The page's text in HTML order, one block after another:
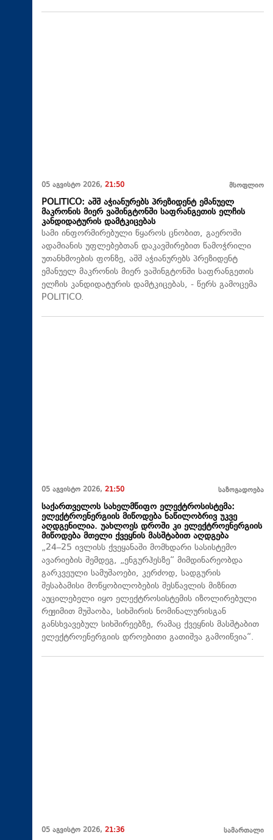
05 აგვისტო 2026, 21:50 მსოფლიო
POLITICO: აშშ აჭიანურებს პრეზიდენტ ემანუელ
მაკრონის მიერ ვაშინგტონში საფრანგეთის ელჩის
კანდიდატურის დამტკიცებას
სამი ინფორმირებული წყაროს ცნობით, გაეროში
ადამიანის უფლებებთან დაკავშირებით წამოჭრილი
უთანხმოების ფონზე, აშშ აჭიანურებს პრეზიდენტ
ემანუელ მაკრონის მიერ ვაშინგტონში საფრანგეთის
ელჩის კანდიდატურის დამტკიცებას, - წერს გამოცემა
POLITICO.
05 აგვისტო 2026, 21:50 საზოგადოება
საქართველოს სახელმწიფო ელექტროსისტემა:
ელექტროენერგიის მიწოდება ნაწილობრივ უკვე
აღდგენილია. უახლოეს დროში კი ელექტროენერგიის
მიწოდება მთელი ქვეყნის მასშტაბით აღდგება
„24–25 ივლისს ქვეყანაში მომხდარი სასისტემო
ავარიების შემდეგ, „ენგურჰესზე“ მიმდინარეობდა
გარკვეული სამუშაოები, კერძოდ, სადგურის
შესაბამისი მოწყობილობების შესწავლის მიზნით
აუცილებელი იყო ელექტროსისტემის იზოლირებული
რეჟიმით მუშაობა, სიხშირის ნომინალურისგან
განსხვავებულ სიხშირეებზე, რამაც ქვეყნის მასშტაბით
ელექტროენერგიის დროებითი გათიშვა გამოიწვია“.
05 აგვისტო 2026, 21:36 სამართალი